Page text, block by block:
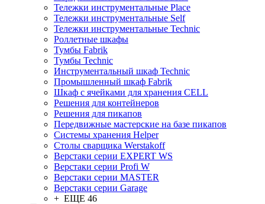
Тележки инструментальные Place
Тележки инструментальные Self
Тележки инструментальные Technic
Роллетные шкафы
Тумбы Fabrik
Тумбы Technic
Инструментальный шкаф Technic
Промышленный шкаф Fabrik
Шкаф с ячейками для хранения CELL
Решения для контейнеров
Решения для пикапов
Передвижные мастерские на базе пикапов
Системы хранения Helper
Столы сварщика Werstakoff
Верстаки серии EXPERT WS
Верстаки серии Profi W
Верстаки серии MASTER
Верстаки серии Garage
+ ЕЩЕ 46